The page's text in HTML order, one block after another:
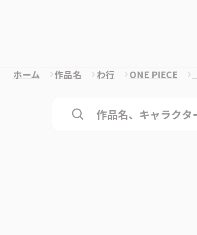
ホーム 作品名 わ行 ONE PIECE